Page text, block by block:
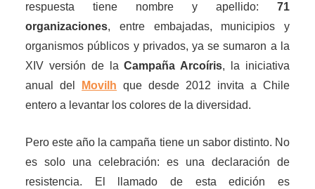
respuesta tiene nombre y apellido: 71
organizaciones, entre embajadas, municipios y
organismos públicos y privados, ya se sumaron a la
XIV versión de laCampaña Arcoíris, la iniciativa
anual del
Movilh que desde 2012 invita a Chile
entero a levantar los colores de la diversidad.
Pero este año la campaña tiene un sabor distinto. No
es solo una celebración: es una declaración de
resistencia. El llamado de esta edición es